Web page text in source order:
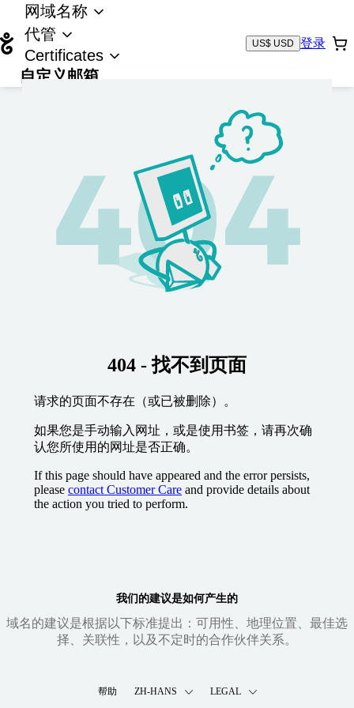
网域名称
代管
Certificates
自定义邮箱
US$ USD 登录
404 - 找不到页面
请求的页面不存在（或已被删除）。
如果您是手动输入网址，或是使用书签，请再次确
认您所使用的网址是否正确。
If this page should have appeared and the error persists,
please contact Customer Care and provide details about
the action you tried to perform.
我们的建议是如何产生的
域名的建议是根据以下标准提出：可用性、地理位置、最佳选
择、关联性，以及不定时的合作伙伴关系。
帮助 ZH-HANS LEGAL